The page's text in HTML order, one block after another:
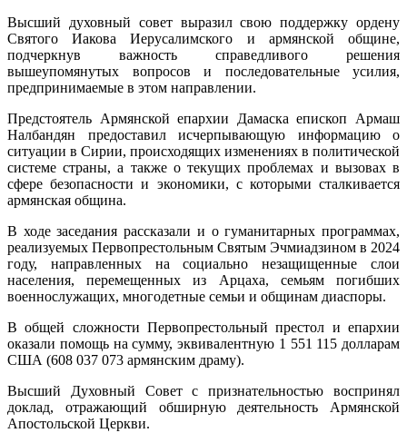
Высший духовный совет выразил свою поддержку ордену
Святого Иакова Иерусалимского и армянской общине,
подчеркнув важность справедливого решения
вышеупомянутых вопросов и последовательные усилия,
предпринимаемые в этом направлении.
Предстоятель Армянской епархии Дамаска епископ Армаш
Налбандян предоставил исчерпывающую информацию о
ситуации в Сирии, происходящих изменениях в политической
системе страны, а также о текущих проблемах и вызовах в
сфере безопасности и экономики, с которыми сталкивается
армянская община.
В ходе заседания рассказали и о гуманитарных программах,
реализуемых Первопрестольным Святым Эчмиадзином в 2024
году, направленных на социально незащищенные слои
населения, перемещенных из Арцаха, семьям погибших
военнослужащих, многодетные семьи и общинам диаспоры.
В общей сложности Первопрестольный престол и епархии
оказали помощь на сумму, эквивалентную 1 551 115 долларам
США (608 037 073 армянским драму).
Высший Духовный Совет с признательностью воспринял
доклад, отражающий обширную деятельность Армянской
Апостольской Церкви.